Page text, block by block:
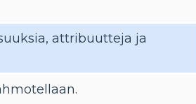
attribuutteja ja